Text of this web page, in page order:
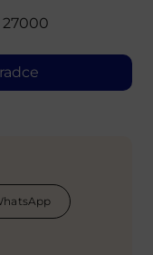
27000